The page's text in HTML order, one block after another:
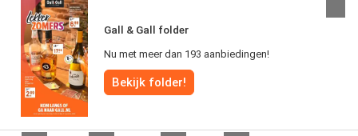
Gall & Gall folder
Nu met meer dan 193 aanbiedingen!
Bekijk folder!
met retailers en merken. Hierdoor zijn we uitgegroeid tot de toonaangevende
speler in de digitale foldermarkt.
Alle rechten voorbehouden © Folderz.nl 2026 |